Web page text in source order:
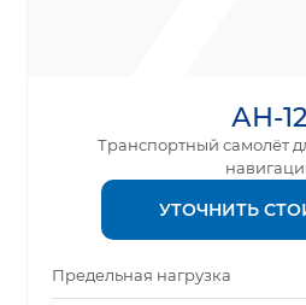
АН-12
Транспортный самолёт
УТОЧНИТЬ
Предельная нагрузка